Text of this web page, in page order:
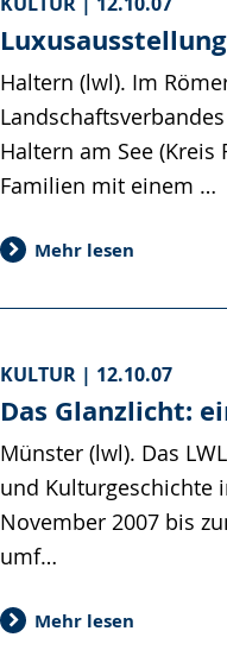
Haltern (lwl). Im
Haltern am See (Kreis
Familien mit einem …
Mehr lesen
KULTUR | 12.10.07
Das Glanzlicht:
Münster (lwl). Das
und Kulturgeschichte
November 2007 bis
umf…
Mehr lesen